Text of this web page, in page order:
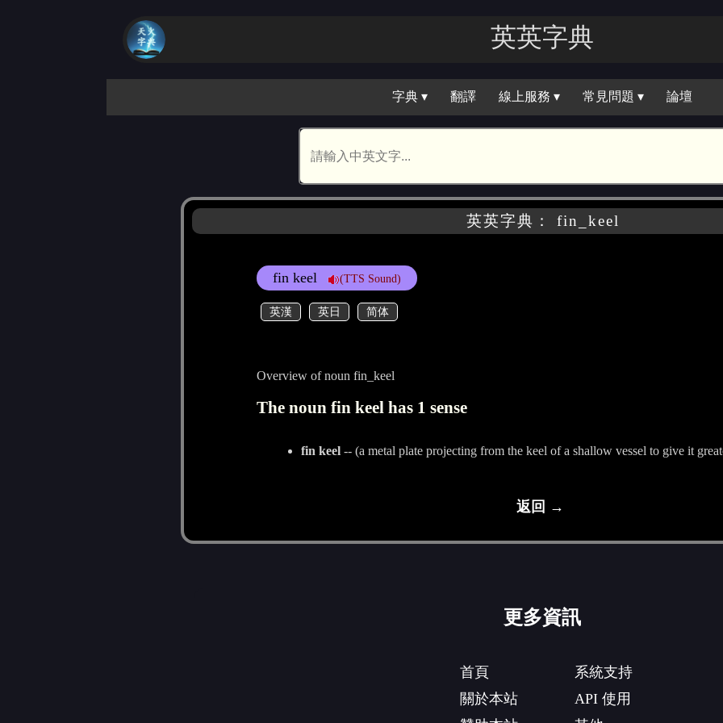
英英字典
字典 ▾ 翻譯 線上服務 ▾ 常見問題 ▾ 論壇
英英字典： fin_keel
fin keel (TTS Sound)
英漢 英日 简体
Overview of noun fin_keel
The noun fin keel has 1 sense
fin keel-- (a metal plate projecting from the keel of a shallow vessel to give it
返回 →
更多資訊
首頁
關於本站
系統支持
API 使用